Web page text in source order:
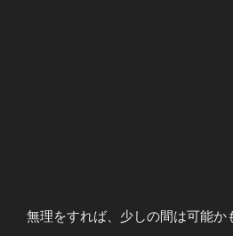
無理をすれば、少しの間は可能か